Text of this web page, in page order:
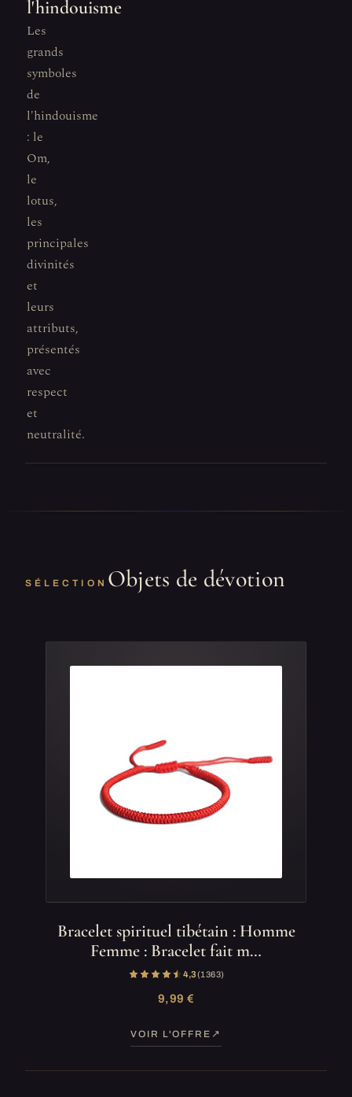
l'hindouisme
Les
grands
symboles
de
l'hindouisme
: le
Om,
le
lotus,
les
principales
divinités
et
leurs
attributs,
présentés
avec
respect
et
neutralité.
SÉLECTION Objets de dévotion
Bracelet spirituel tibétain : Homme
Femme : Bracelet fait m…
4,3(1 363)
9,99 €
VOIR L'OFFRE